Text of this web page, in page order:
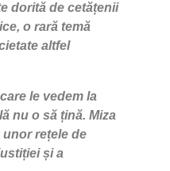
dorită de cetățenii
o rară temă
altfel
le vedem la
nu o să țină. Miza
rețele de
și a